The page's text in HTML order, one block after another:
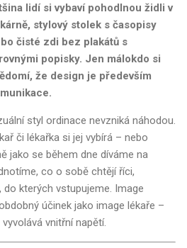
lidí si vybaví pohodlnou židli v
stylový stolek s časopisy
čisté zdi bez plakátů s
popisky. Jen málokdo si
že design je především
styl ordinace nevzniká náhodou.
či lékařka si jej vybírá – nebo
jako se během dne díváme na
co o sobě chtějí říci,
kterých vstupujeme. Image
účinek jako image lékaře –
vnitřní napětí.